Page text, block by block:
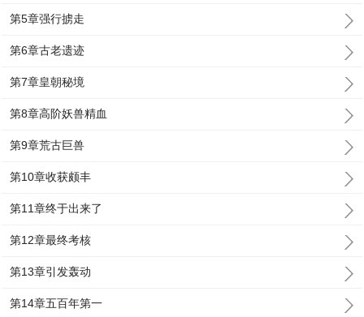
第5章强行掳走
第6章古老遗迹
第7章皇朝秘境
第8章高阶妖兽精血
第9章荒古巨兽
第10章收获颇丰
第11章终于出来了
第12章最终考核
第13章引发轰动
第14章五百年第一